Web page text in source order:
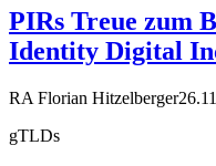
PIRs Treue zum
Identity Digital
RA Florian Hitzelberger
gTLDs